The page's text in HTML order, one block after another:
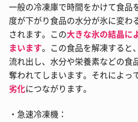
一般の冷凍庫で時間をかけて食品
度が下がり食品の水分が氷に変わ
されます。この大きな氷の結晶に
まいます。この食品を解凍すると、
流れ出し、水分や栄養素などの食
奪われてしまいます。それによっ
劣化につながります。
・急速冷凍機：